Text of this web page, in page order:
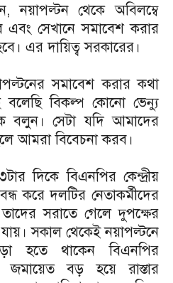
নয়াপল্টন থেকে অবিলম্বে
সেখানে সমাবেশ করার
এর দায়িত্ব সরকারের।
সমাবেশ করার কথা
বলেছি বিকল্প কোনো ভেন্যু
বলুন। সেটা যদি আমাদের
আমরা বিবেচনা করব।
দিকে বিএনপির কেন্দ্রীয়
করে দলটির নেতাকর্মীদের
সরাতে গেলে দুপক্ষের
সকাল থেকেই নয়াপল্টনে
হতে থাকেন বিএনপির
জমায়েত বড় হয়ে রাস্তার